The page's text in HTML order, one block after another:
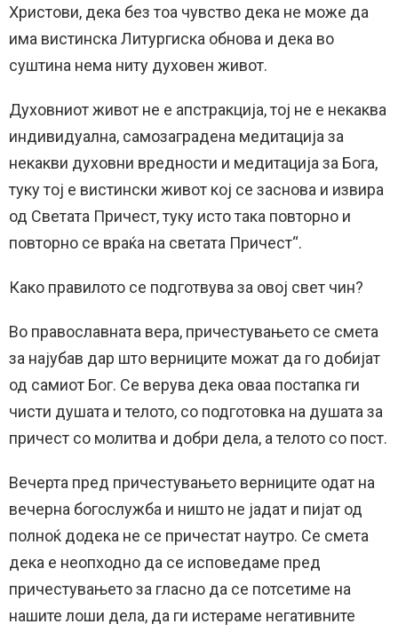
Христови, дека без тоа чувство дека не може да
има вистинска Литургиска обнова и дека во
суштина нема ниту духовен живот.
Духовниот живот не е апстракција, тој не е некаква
индивидуална, самозаградена медитација за
некакви духовни вредности и медитација за Бога,
туку тој е вистински живот кој се заснова и извира
од Светата Причест, туку исто така повторно и
повторно се враќа на светата Причест“.
Како правилото се подготвува за овој свет чин?
Во православната вера, причестувањето се смета
за најубав дар што верниците можат да го добијат
од самиот Бог. Се верува дека оваа постапка ги
чисти душата и телото, со подготовка на душата за
причест со молитва и добри дела, а телото со пост.
Вечерта пред причестувањето верниците одат на
вечерна богослужба и ништо не јадат и пијат од
полноќ додека не се причестат наутро. Се смета
дека е неопходно да се исповедаме пред
причестувањето за гласно да се потсетиме на
нашите лоши дела, да ги истераме негативните